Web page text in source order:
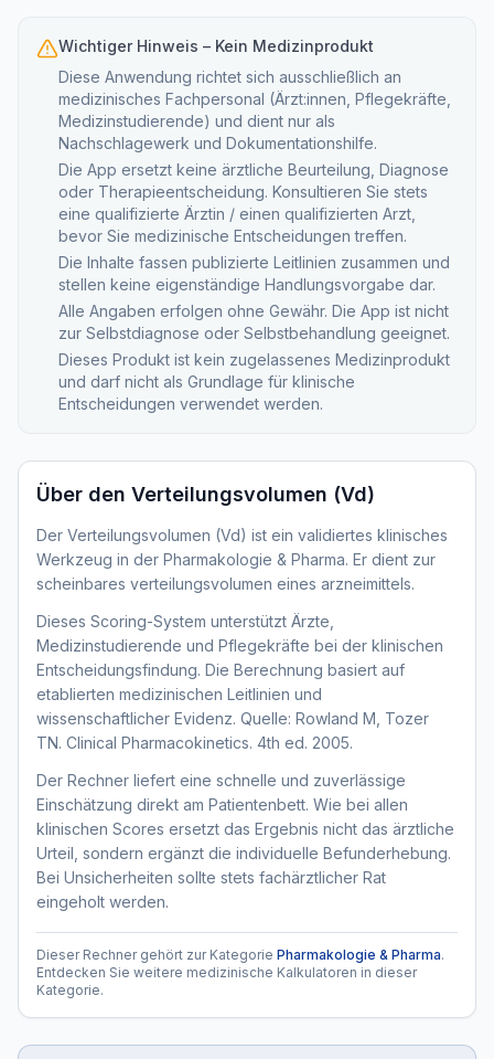
Wichtiger Hinweis – Kein Medizinprodukt
Diese Anwendung richtet sich ausschließlich an
medizinisches Fachpersonal (Ärzt:innen, Pflegekräfte,
Medizinstudierende) und dient nur als
Nachschlagewerk und Dokumentationshilfe.
Die App ersetzt keine ärztliche Beurteilung, Diagnose
oder Therapieentscheidung. Konsultieren Sie stets
eine qualifizierte Ärztin / einen qualifizierten Arzt,
bevor Sie medizinische Entscheidungen treffen.
Die Inhalte fassen publizierte Leitlinien zusammen und
stellen keine eigenständige Handlungsvorgabe dar.
Alle Angaben erfolgen ohne Gewähr. Die App ist nicht
zur Selbstdiagnose oder Selbstbehandlung geeignet.
Dieses Produkt ist kein zugelassenes Medizinprodukt
und darf nicht als Grundlage für klinische
Entscheidungen verwendet werden.
Über den Verteilungsvolumen (Vd)
Der Verteilungsvolumen (Vd) ist ein validiertes klinisches
Werkzeug in der Pharmakologie & Pharma. Er dient zur
scheinbares verteilungsvolumen eines arzneimittels.
Dieses Scoring-System unterstützt Ärzte,
Medizinstudierende und Pflegekräfte bei der klinischen
Entscheidungsfindung. Die Berechnung basiert auf
etablierten medizinischen Leitlinien und
wissenschaftlicher Evidenz. Quelle: Rowland M, Tozer
TN. Clinical Pharmacokinetics. 4th ed. 2005.
Der Rechner liefert eine schnelle und zuverlässige
Einschätzung direkt am Patientenbett. Wie bei allen
klinischen Scores ersetzt das Ergebnis nicht das ärztliche
Urteil, sondern ergänzt die individuelle Befunderhebung.
Bei Unsicherheiten sollte stets fachärztlicher Rat
eingeholt werden.
Dieser Rechner gehört zur Kategorie Pharmakologie & Pharma.
Entdecken Sie weitere medizinische Kalkulatoren in dieser
Kategorie.